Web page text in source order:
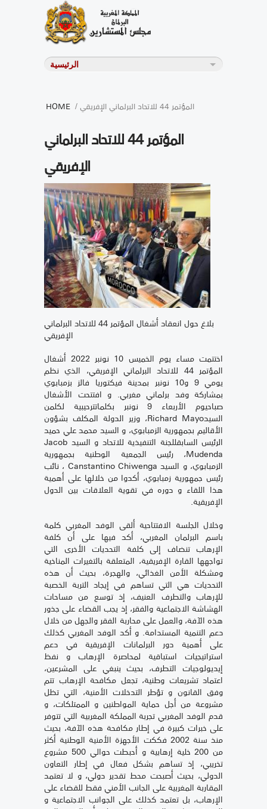
HOME / المؤتمر 44 للاتحاد البرلماني الإفريقي
المؤتمر 44 للاتحاد البرلماني
الإفريقي
بلاغ حول انعقاد أشغال المؤتمر 44 للاتحاد البرلماني
الإفريقي
اختتمت مساء يوم الخميس 10 نونبر 2022 أشغال
المؤتمر 44 للاتحاد البرلماني الإفريقي، الذي نظم
يومي 9 و10 نونبر بمدينة فيكتوريا فالز بزمبابوي
بمشاركة وفد برلماني مغربي. و افتتحت الأشغال
صباحيوم الأربعاء 9 نونبر بكلماتترحيبية لكلمن
السيدRichard Mayo، وزير الدولة المكلف بشؤون
الأقاليم بجمهورية الزمبابوي، و السيد محمد علي حميد
الرئيس السابقللجنة التنفيذية للاتحاد و السيد Jacob
Mudenda، رئيس الجمعية الوطنية بجمهورية
الزمبابوي، و السيد Canstantino Chiwenga ، نائب
رئيس جمهورية زمبابوي، أكدوا من خلالها على أهمية
هذا اللقاء و دوره في تقوية العلاقات بين الدول
الإفريقية.
وخلال الجلسة الافتتاحية ألقى الوفد المغربي كلمة
باسم البرلمان المغربي، أكد فيها على أن كلفة
الإرهاب تنضاف إلى كلفة التحديات الأخرى التي
تواجهها القارة الإفريقية، المتعلقة بالتغيرات المناخية
ومشكلة الأمن الغذائي، والهجرة، بحيث أن هذه
التحديات هي التي تساهم في إيجاد التربة الخصبة
للإرهاب والتطرف العنيف، إذ توسع من مساحات
الهشاشة الاجتماعية والفقر، إذ يجب القضاء على جذور
هذه الآفة، والعمل على محاربة الفقر والجهل من خلال
دعم التنمية المستدامة. و أكد الوفد المغربي كذلك
على أهمية دور البرلمانات الإفريقية في دعم
استراتيجيات استباقية لمحاصرة الإرهاب و نفظ
إيديولوجيات التطرف، بحيث ينبغي على المشرعين،
اعتماد تشريعات وطنية، تجعل مكافحة الإرهاب تتم
وفق القانون و تؤطر التدخلات الأمنية، التي تظل
مشروعة من أجل حماية المواطنين و الممتلكات، و
قدم الوفد المغربي تجربة المملكة المغربية التي تتوفر
على خبرات كبيرة في إطار مكافحة هذه الآفة، بحيث
منذ سنة 2002 فككت الأجهزة الأمنية الوطنية أكثر
من 200 خلية إرهابية و أحبطت حوالي 500 مشروع
تخريبي، إذ تساهم بشكل فعال في إطار التعاون
الدولي، بحيث أصبحت محط تقدير دولي، و لا تعتمد
المقاربة المغربية على الجانب الأمني فقط للقضاء على
الإرهاب، بل تعتمد كذلك على الجوانب الاجتماعية و